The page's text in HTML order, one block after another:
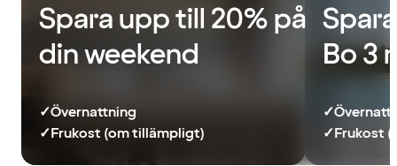
Spara upp till 20% på
din weekend
✓Övernattning
✓Frukost (om tillämpligt)
Bo 3
✓
✓Frukost